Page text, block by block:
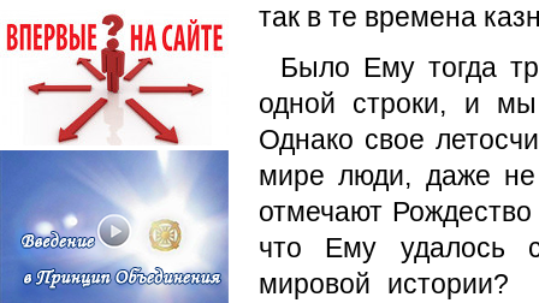
так в те времена
Было Ему тогда
одной строки, и
Однако свое
мире люди, даже не
отмечают
что Ему удалось
мировой истории?